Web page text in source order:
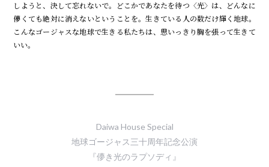
しようと、決して忘れないで。どこかであなたを待つ〈光〉は、どんなに
儚くても絶対に消えないということを。生きている人の数だけ輝く地球。
こんなゴージャスな地球で生きる私たちは、思いっきり胸を張って生きて
いい。
Daiwa House Special
地球ゴージャス三十周年記念公演
『儚き光のラプソディ』